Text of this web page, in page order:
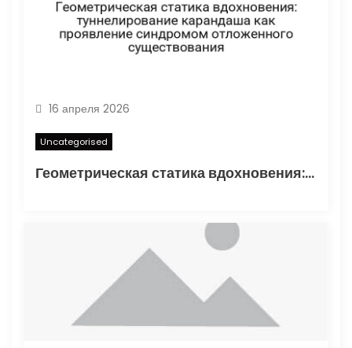
16 апреля 2026
Uncategorised
Геометрическая статика вдохновения: туннелирование карандаша как проявление синдромом отложенного существования